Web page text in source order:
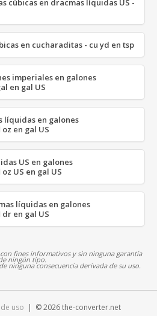
cúbicas en dracmas líquidas US -
en cucharaditas - cu yd en tsp
imperiales en galones
en gal US
líquidas en galones
en gal US
US en galones
US en gal US
líquidas en galones
en gal US
fines informativos y sin ninguna garantía
ningún tipo.
ninguna consecuencia derivada de su uso.
uso | © 2026 the-converter.net